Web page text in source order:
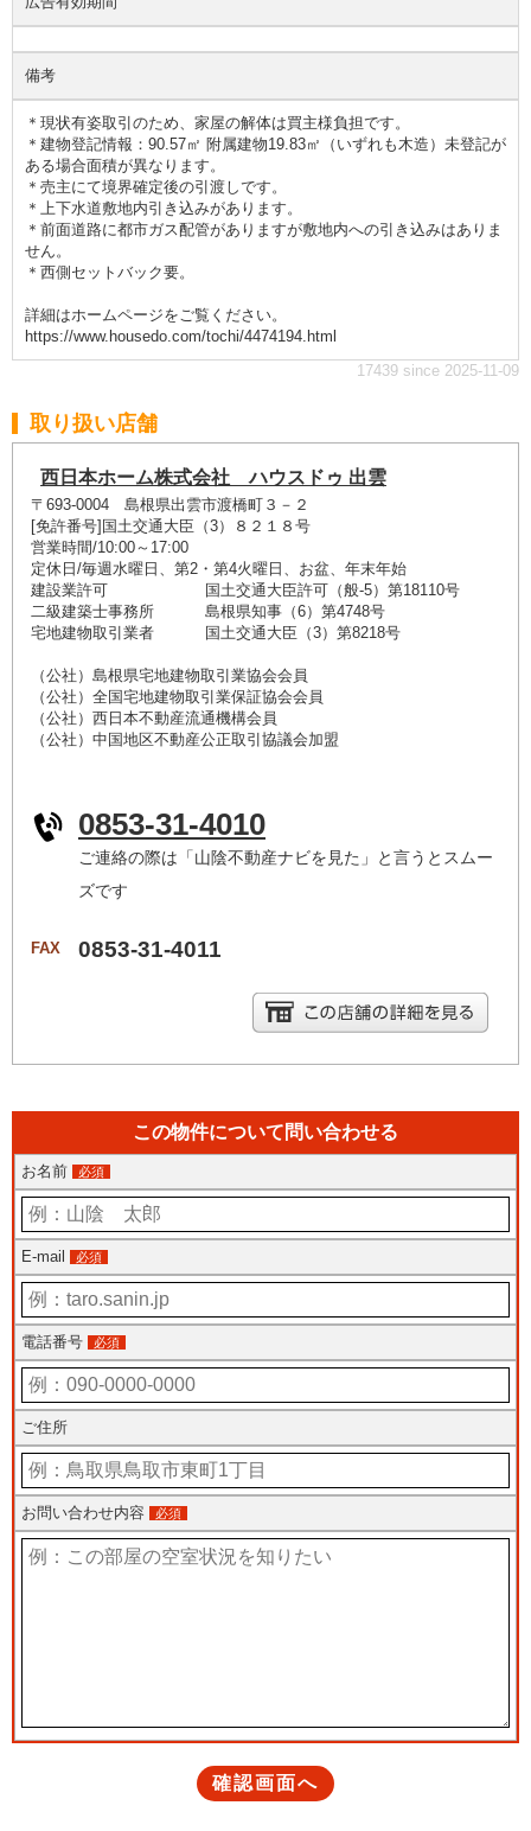
備考
＊現状有姿取引のため、家屋の解体は買主様負担です。
＊建物登記情報：90.57㎡ 附属建物19.83㎡（いずれも木造）未登記が
ある場合面積が異なります。
＊売主にて境界確定後の引渡しです。
＊上下水道敷地内引き込みがあります。
＊前面道路に都市ガス配管がありますが敷地内への引き込みはありま
せん。
＊西側セットバック要。
詳細はホームページをご覧ください。
https://www.housedo.com/tochi/4474194.html
17439 since 2025-11-09
取り扱い店舗
西日本ホーム株式会社 ハウスドゥ 出雲
〒693-0004 島根県出雲市渡橋町３－２
[免許番号]国土交通大臣（3）８２１８号
営業時間/10:00～17:00
定休日/毎週水曜日、第2・第4火曜日、お盆、年末年始
建設業許可 国土交通大臣許可（般-5）第18110号
二級建築士事務所 島根県知事（6）第4748号
宅地建物取引業者 国土交通大臣（3）第8218号
（公社）島根県宅地建物取引業協会会員
（公社）全国宅地建物取引業保証協会会員
（公社）西日本不動産流通機構会員
（公社）中国地区不動産公正取引協議会加盟
0853-31-4010
ご連絡の際は「山陰不動産ナビを見た」と言うとスムー
ズです
FAX 0853-31-4011